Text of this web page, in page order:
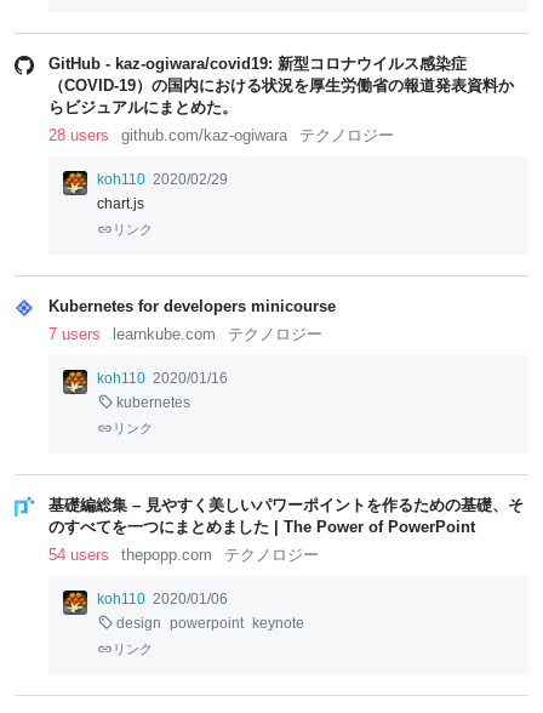
lo
w
lololo
GitHub - kaz-ogiwara/covid19: 新型コロナウイルス感染症
（COVID-19）の国内における状況を厚生労働省の報道発表資料か
らビジュアルにまとめた。
28 users
github.com/kaz-ogiwara テクノロジー
koh110 2020/02/29
chart.js
リンク
Kubernetes for developers minicourse
7 users
learnkube.com テクノロジー
koh110 2020/01/16
kubernetes
リンク
基礎編総集 – 見やすく美しいパワーポイントを作るための基礎、そ
のすべてを一つにまとめました | The Power of PowerPoint
54 users
thepopp.com テクノロジー
koh110 2020/01/06
design powerpoint keynote
リンク